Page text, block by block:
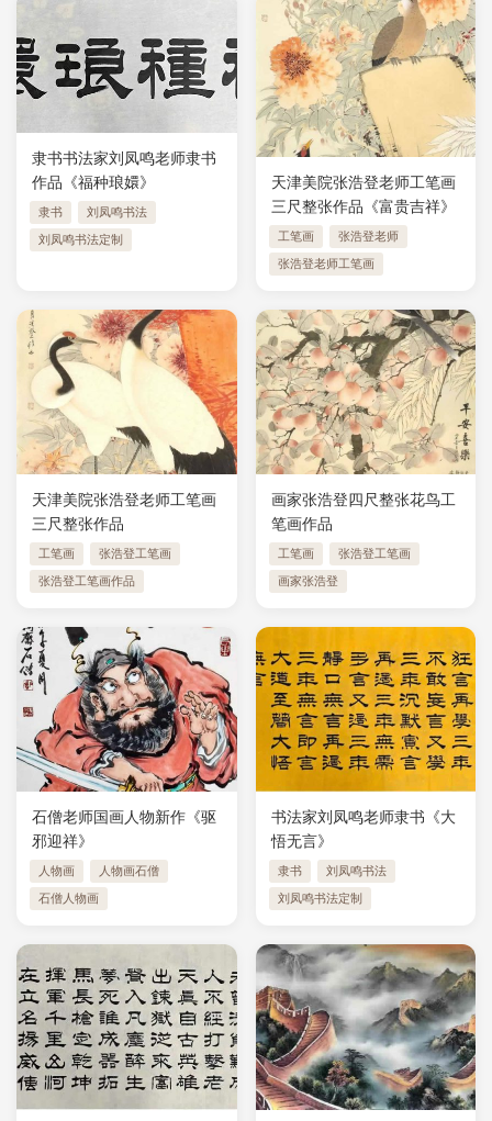
隶书书法家刘凤鸣老师隶书
作品《福种琅嬛》
隶书 刘凤鸣书法
刘凤鸣书法定制
天津美院张浩登老师工笔画
三尺整张作品《富贵吉祥》
工笔画 张浩登老师
张浩登老师工笔画
天津美院张浩登老师工笔画
三尺整张作品
工笔画 张浩登工笔画
张浩登工笔画作品
画家张浩登四尺整张花鸟工
笔画作品
工笔画 张浩登工笔画
画家张浩登
石僧老师国画人物新作《驱
邪迎祥》
人物画 人物画石僧
石僧人物画
书法家刘凤鸣老师隶书《大
悟无言》
隶书 刘凤鸣书法
刘凤鸣书法定制